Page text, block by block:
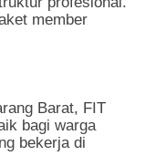
member
Barat, FIT
bagi warga
bekerja di